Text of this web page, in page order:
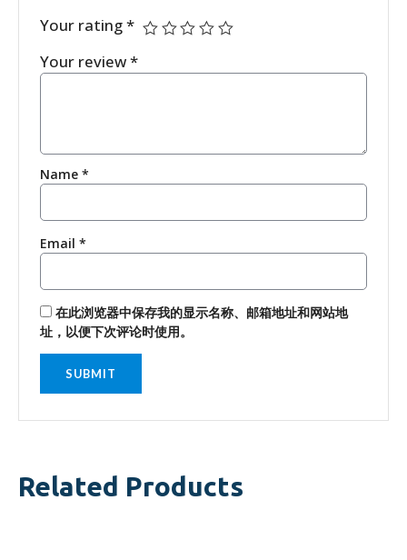
Your rating*
Your review*
Name*
Email*
在此浏览器中保存我的显示名称、邮箱地址和网站地
址，以便下次评论时使用。
Related Products